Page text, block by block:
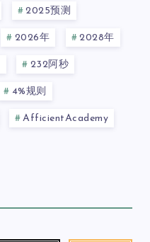
2025预测
2026年 2028年
232阿秒
4%规则
AfficientAcademy